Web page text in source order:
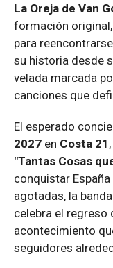
La Oreja de Van
formación
para
su historia desde
velada marcada
canciones que
El esperado
2027 en Costa 21
"Tantas Cosas
conquistar
agotadas, la
celebra el regreso
acontecimiento
seguidores